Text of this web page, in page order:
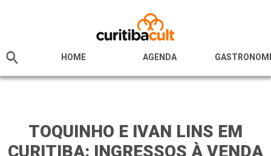
HOME AGENDA
TOQUINHO E IVAN LINS EM
CURITIBA: INGRESSOS À VENDA